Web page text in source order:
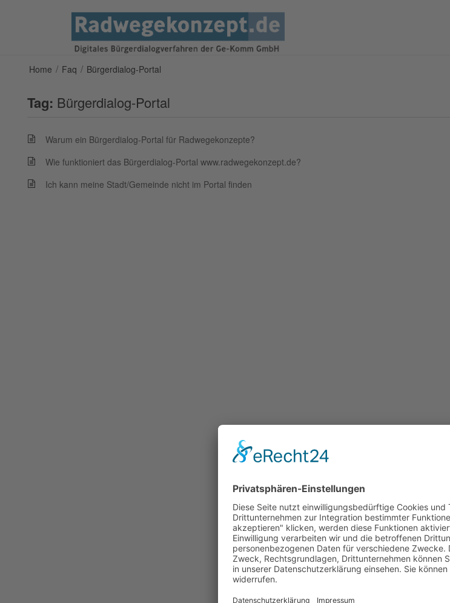
Home / Faq / Bürgerdialog-Portal
Tag: Bürgerdialog-Portal
Warum ein Bürgerdialog-Portal für Radwegekonzepte?
Wie funktioniert das Bürgerdialog-Portal www.radwegekonzept.de?
Ich kann meine Stadt/Gemeinde nicht im Portal finden